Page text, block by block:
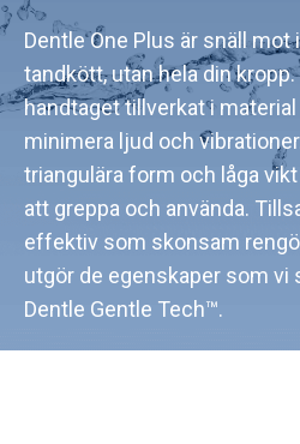
Dentle One Plus är snäll
tandkött, utan hela din
handtaget tillverkat i
minimera ljud och
triangulära form och låga
att greppa och använda.
effektiv som skonsam
utgör de egenskaper som vi
Dentle Gentle Tech™.